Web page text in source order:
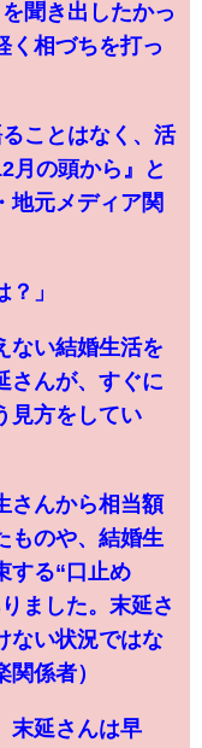
聞き出したかっ
く相づちを打っ
ことはなく、活
月の頭から』と
地元メディア関
」
ない結婚生活を
さんが、すぐに
見方をしてい
さんから相当額
ものや、結婚生
する“口止め
ました。末延さ
ない状況ではな
係者）
末延さんは早